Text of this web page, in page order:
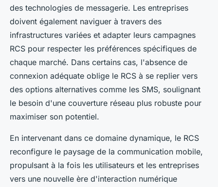
des technologies de messagerie. Les entreprises
doivent également naviguer à travers des
infrastructures variées et adapter leurs campagnes
RCS pour respecter les préférences spécifiques de
chaque marché. Dans certains cas, l'absence de
connexion adéquate oblige le RCS à se replier vers
des options alternatives comme les SMS, soulignant
le besoin d'une couverture réseau plus robuste pour
maximiser son potentiel.
En intervenant dans ce domaine dynamique, le RCS
reconfigure le paysage de la communication mobile,
propulsant à la fois les utilisateurs et les entreprises
vers une nouvelle ère d'interaction numérique